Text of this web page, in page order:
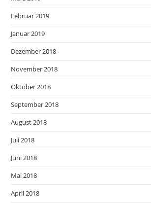
Februar 2019
Januar 2019
Dezember 2018
November 2018
Oktober 2018
September 2018
August 2018
Juli 2018
Juni 2018
Mai 2018
April 2018